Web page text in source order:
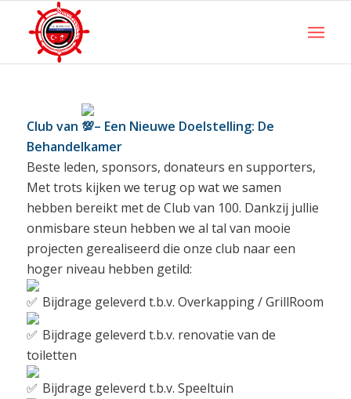
Club van
– Een Nieuwe Doelstelling: De
Behandelkamer
Beste leden, sponsors, donateurs en supporters,
Met trots kijken we terug op wat we samen
hebben bereikt met de Club van 100. Dankzij jullie
onmisbare steun hebben we al tal van mooie
projecten gerealiseerd die onze club naar een
hoger niveau hebben getild:
Bijdrage geleverd t.b.v. Overkapping / GrillRoom
Bijdrage geleverd t.b.v. renovatie van de
toiletten
Bijdrage geleverd t.b.v. Speeltuin